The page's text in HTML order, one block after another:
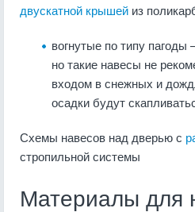
двускатной крышей из
вогнутые по типу пагоды
но такие навесы не
входом в снежных и
осадки будут
Схемы навесов над дверью с
стропильной системы
Материалы для